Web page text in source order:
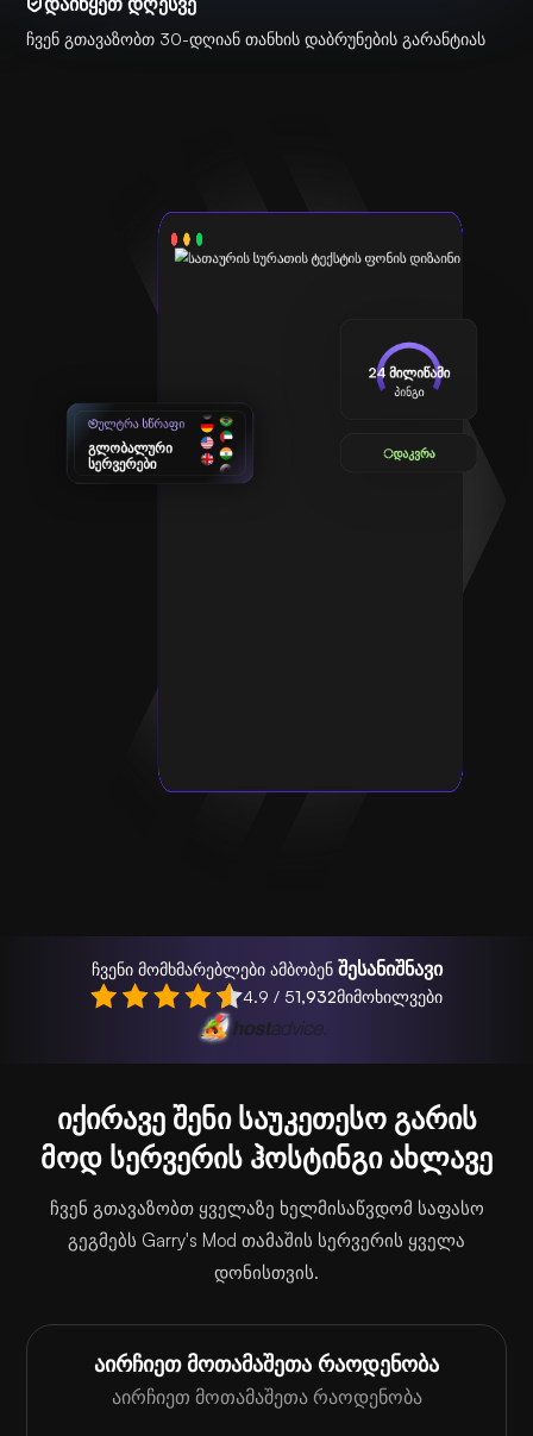
ჩვენ გთავაზობთ 30-დღიან თანხის დაბრუნების გარანტიას
ულტრა სწრაფი
გლობალური
სერვერები
24 მილიწამი
პინგი
დაკვრა
ჩვენი მომხმარებლები ამბობენ შესანიშნავი
4.9 / 51,932მიმოხილვები
იქირავე შენი საუკეთესო გარის
მოდ სერვერის ჰოსტინგი ახლავე
ჩვენ გთავაზობთ ყველაზე ხელმისაწვდომ საფასო
გეგმებს Garry's Mod თამაშის სერვერის ყველა
დონისთვის.
აირჩიეთ მოთამაშეთა რაოდენობა
აირჩიეთ მოთამაშეთა რაოდენობა